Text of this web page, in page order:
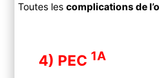
Toutes les complications de
4) PEC 1A